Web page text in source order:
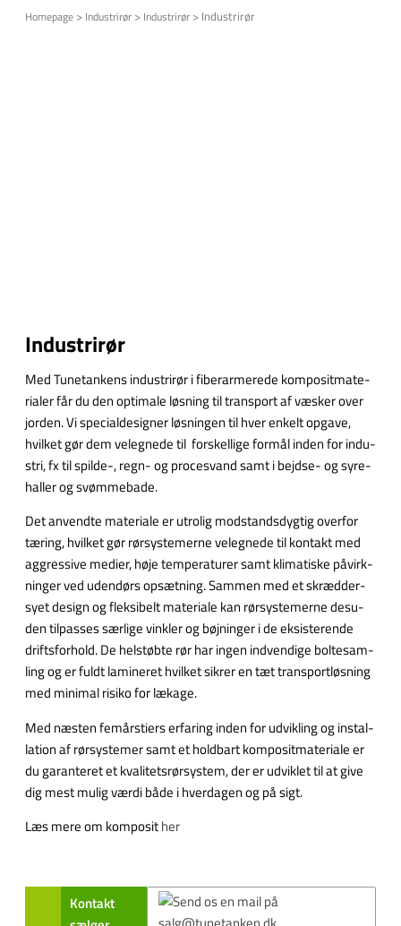
Homepage > Industrirør > Industrirør > Industrirør
Industrirør
Med Tu­ne­tan­kens industrirør i fi­be­rar­me­re­de kom­po­sit­ma­te­
ri­a­ler får du den op­ti­ma­le løs­ning til trans­port af væ­sker over
jor­den. Vi spe­ci­al­de­sig­ner løs­nin­gen til hver en­kelt op­ga­ve,
hvil­ket gør dem vel­eg­ne­de til for­skel­li­ge for­mål in­den for in­du­
stri, fx til spil­de-, regn- og pro­cesvand samt i bejd­se- og sy­re­
hal­ler og svøm­me­ba­de.
Det an­vend­te ma­te­ri­a­le er ut­ro­lig mod­stands­dyg­tig over­for
tæ­ring, hvil­ket gør rør­sy­ste­mer­ne vel­eg­ne­de til kon­takt med
ag­gres­si­ve me­di­er, høje tem­pe­ra­tu­rer samt kli­ma­ti­ske på­virk­
nin­ger ved uden­dørs op­sæt­ning. Sam­men med et skræd­der­
sy­et de­sign og flek­si­belt ma­te­ri­a­le kan rør­sy­ste­mer­ne des­u­
den til­pas­ses sær­li­ge vink­ler og bøj­nin­ger i de ek­si­ste­ren­de
drifts­for­hold. De hel­støb­te rør har in­gen ind­ven­di­ge bol­te­sam­
ling og er fuldt la­mi­ne­ret hvil­ket sik­rer en tæt trans­port­løs­ning
med mini­mal ri­si­ko for læka­ge.
Med næ­sten fe­mårs­ti­ers er­fa­ring in­den for ud­vik­ling og in­stal­
la­tion af rør­sy­ste­mer samt et hold­bart kom­po­sit­ma­te­ri­a­le er
du ga­ran­te­ret et kva­li­tets­rør­sy­stem, der er ud­vik­let til at give
dig mest mu­lig vær­di både i hver­da­gen og på sigt.
Læs mere om komposither
Kontakt